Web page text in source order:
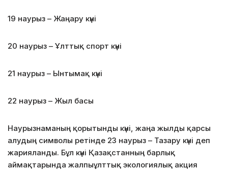
19 наурыз – Жаңару күні
20 наурыз – Ұлттық спорт күні
21 наурыз – Ынтымақ күні
22 наурыз – Жыл басы
Наурызнаманың қорытынды күні, жаңа жылды қарсы
алудың символы ретінде 23 наурыз – Тазару күні деп
жарияланды. Бұл күні Қазақстанның барлық
аймақтарында жалпыұлттық экологиялық акция